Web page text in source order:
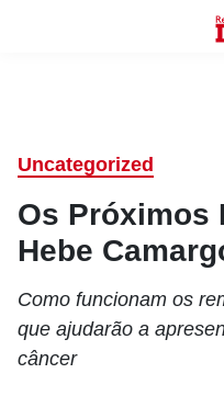
Uncategorized
Os Próximos
Hebe
Como funcionam os
que ajudarão a
câncer